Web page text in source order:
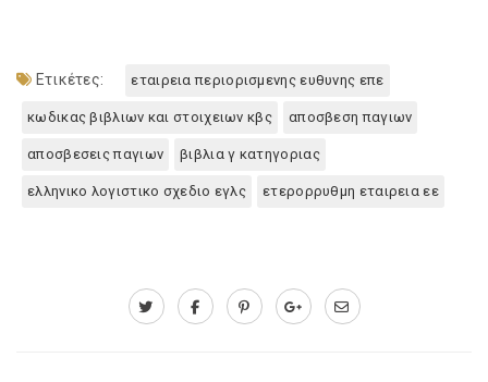
Ετικέτες: εταιρεια περιορισμενης ευθυνης επε
κωδικας βιβλιων και στοιχειων κβς αποσβεση παγιων
αποσβεσεις παγιων βιβλια γ κατηγοριας
ελληνικο λογιστικο σχεδιο εγλς ετερορρυθμη εταιρεια εε